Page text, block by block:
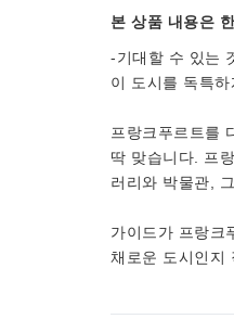
본 상품 내용은
-기대할 수 있는
이 도시를 독특
프랑크푸르트를
딱 맞습니다. 프
러리와 박물관,
가이드가 프랑크
채로운 도시인지